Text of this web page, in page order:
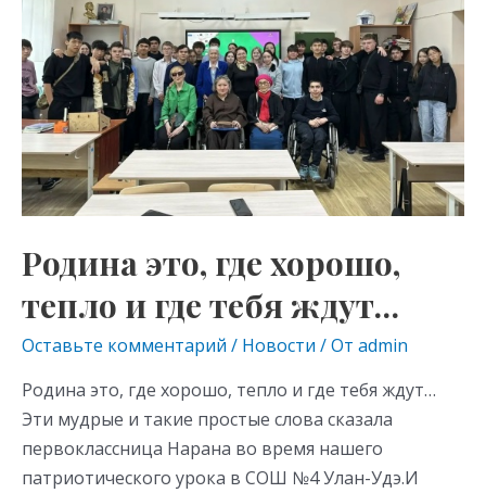
ni
ki
Родина это, где хорошо,
тепло и где тебя ждут…
Оставьте комментарий / Новости / От admin
Родина это, где хорошо, тепло и где тебя ждут…
Эти мудрые и такие простые слова сказала
первоклассница Нарана во время нашего
патриотического урока в СОШ №4 Улан-Удэ.И
тепло
и
где
тебя
ждут…